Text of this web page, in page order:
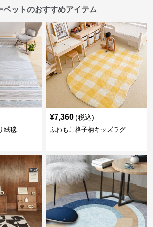
ペットのおすすめアイテム
絨毯
¥7,360 (税込)
ふわもこ格子柄キッズラグ